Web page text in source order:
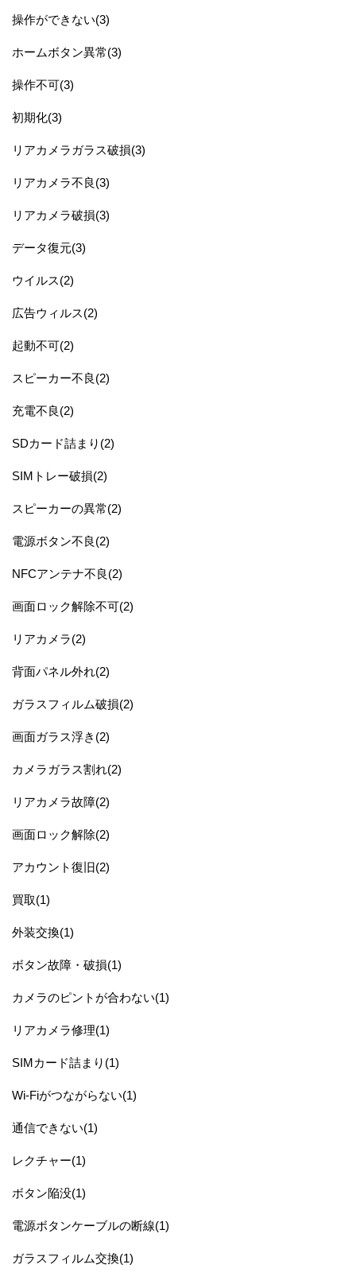
操作ができない(3)
ホームボタン異常(3)
操作不可(3)
初期化(3)
リアカメラガラス破損(3)
リアカメラ不良(3)
リアカメラ破損(3)
データ復元(3)
ウイルス(2)
広告ウィルス(2)
起動不可(2)
スピーカー不良(2)
充電不良(2)
SDカード詰まり(2)
SIMトレー破損(2)
スピーカーの異常(2)
電源ボタン不良(2)
NFCアンテナ不良(2)
画面ロック解除不可(2)
リアカメラ(2)
背面パネル外れ(2)
ガラスフィルム破損(2)
画面ガラス浮き(2)
カメラガラス割れ(2)
リアカメラ故障(2)
画面ロック解除(2)
アカウント復旧(2)
買取(1)
外装交換(1)
ボタン故障・破損(1)
カメラのピントが合わない(1)
リアカメラ修理(1)
SIMカード詰まり(1)
Wi-Fiがつながらない(1)
通信できない(1)
レクチャー(1)
ボタン陥没(1)
電源ボタンケーブルの断線(1)
ガラスフィルム交換(1)